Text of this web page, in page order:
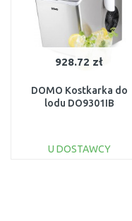
928.72 zł
DOMO Kostkarka do
lodu DO9301IB
U DOSTAWCY